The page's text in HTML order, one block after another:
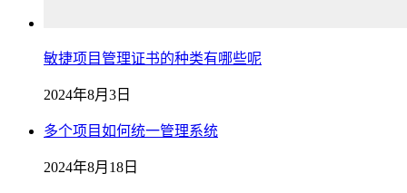
敏捷项目管理证书的种类有哪些呢
2024年8月3日
多个项目如何统一管理系统
2024年8月18日